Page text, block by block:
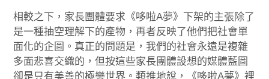
相較之下，家長團體要求《哆啦A夢》下架的主張除了
是一種抽空理解下的產物，再者反映了他們把社會單
面化的企圖。真正的問題是，我們的社會永遠是複雜
多面悲喜交織的，但按這些家長團體設想的媒體藍圖
卻是只有美善的極樂世界。類推地說，《哆啦A夢》裡